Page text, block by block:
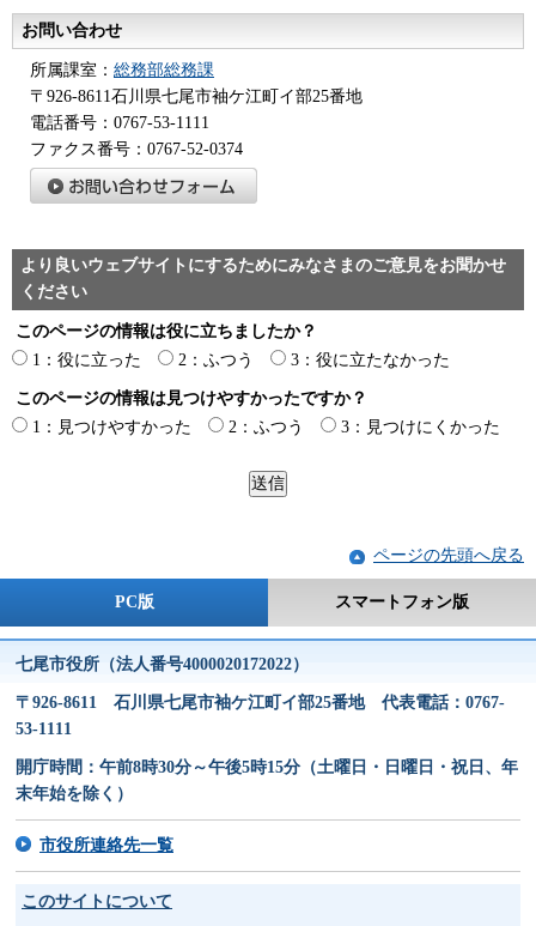
お問い合わせ
所属課室： 総務部総務課
〒926-8611石川県七尾市袖ケ江町イ部25番地
電話番号：0767-53-1111
ファクス番号：0767-52-0374
より良いウェブサイトにするためにみなさまのご意見をお聞かせ
ください
このページの情報は役に立ちましたか？
1：役に立った
2：ふつう 3：役に立たなかった
このページの情報は見つけやすかったですか？
1：見つけやすかった
2：ふつう 3：見つけにくかった
ページの先頭へ戻る
PC版 スマートフォン版
七尾市役所（法人番号4000020172022）
〒926-8611 石川県七尾市袖ケ江町イ部25番地 代表電話：0767-
53-1111
開庁時間：午前8時30分～午後5時15分（土曜日・日曜日・祝日、年
末年始を除く）
市役所連絡先一覧
このサイトについて